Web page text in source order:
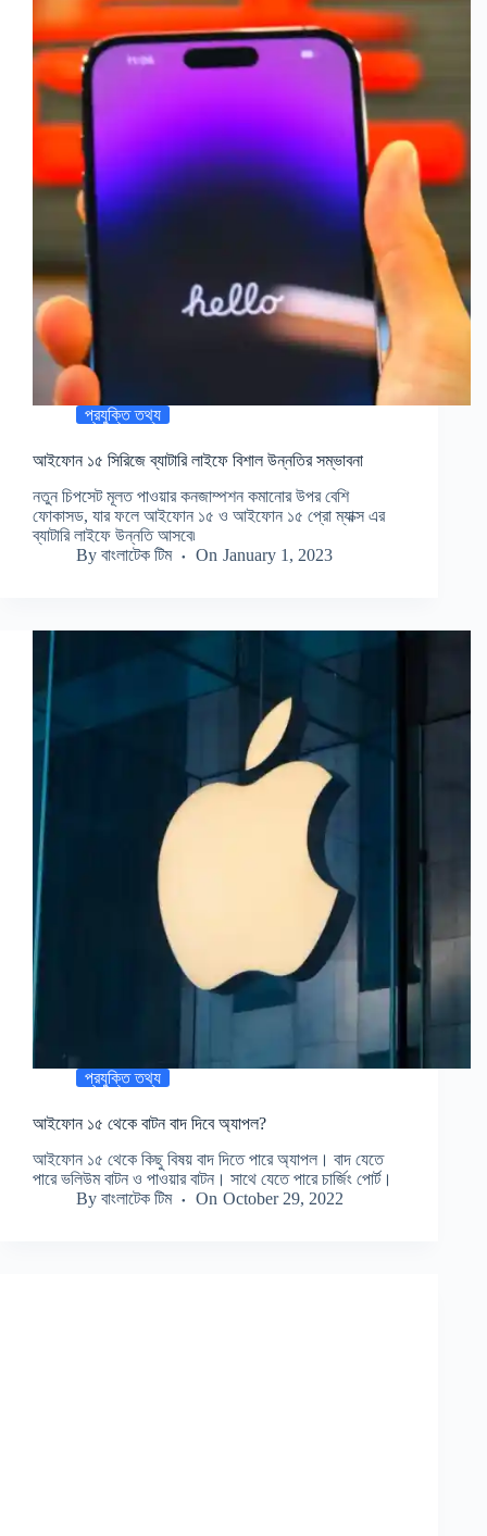
প্রযুক্তি তথ্য
আইফোন ১৫ সিরিজে ব্যাটারি লাইফে বিশাল উন্নতির সম্ভাবনা
নতুন চিপসেট মূলত পাওয়ার কনজাম্পশন কমানোর উপর বেশি
ফোকাসড, যার ফলে আইফোন ১৫ ও আইফোন ১৫ প্রো ম্যাক্স এর
ব্যাটারি লাইফে উন্নতি আসবে৷
By বাংলাটেক টিম On January 1, 2023
প্রযুক্তি তথ্য
আইফোন ১৫ থেকে বাটন বাদ দিবে অ্যাপল?
আইফোন ১৫ থেকে কিছু বিষয় বাদ দিতে পারে অ্যাপল। বাদ যেতে
পারে ভলিউম বাটন ও পাওয়ার বাটন। সাথে যেতে পারে চার্জিং পোর্ট।
By বাংলাটেক টিম On October 29, 2022